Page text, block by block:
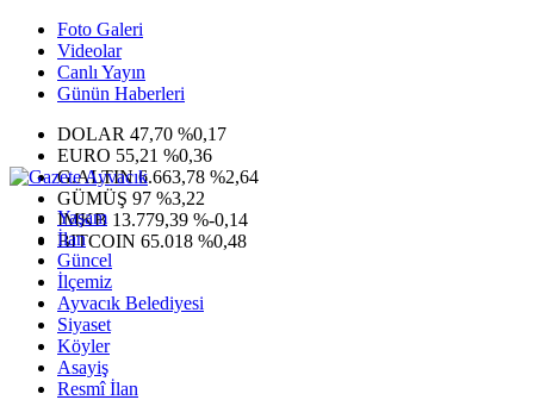
Foto Galeri
Videolar
Canlı Yayın
Günün Haberleri
DOLAR 47,70 %0,17
EURO 55,21 %0,36
G.ALTIN6.663,78 %2,64
GÜMÜŞ 97 %3,22
IMKB 13.779,39 %-0,14
BITCOIN 65.018 %0,48
Yaşam
İlan
Güncel
İlçemiz
Ayvacık Belediyesi
Siyaset
Köyler
Asayiş
Resmî İlan